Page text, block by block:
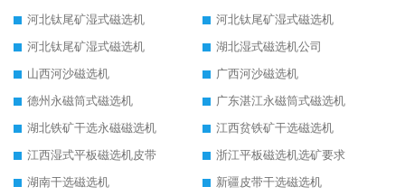
河北钛尾矿湿式磁选机
河北钛尾矿湿式磁选机
河北钛尾矿湿式磁选机
湖北湿式磁选机公司
山西河沙磁选机
广西河沙磁选机
德州永磁筒式磁选机
广东湛江永磁筒式磁选机
湖北铁矿干选永磁磁选机
江西贫铁矿干选磁选机
江西湿式平板磁选机皮带
浙江平板磁选机选矿要求
湖南干选磁选机
新疆皮带干选磁选机